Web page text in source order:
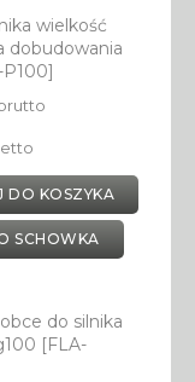
wielkość
dobudowania
DO KOSZYKA
SCHOWKA
do silnika
[FLA-